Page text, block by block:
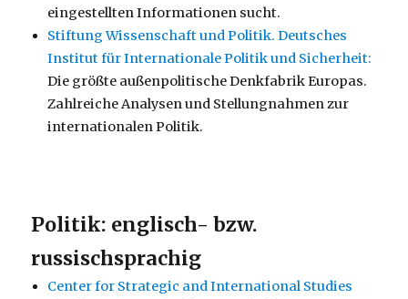
eingestellten Informationen sucht.
Stiftung Wissenschaft und Politik. Deutsches
Institut für Internationale Politik und Sicherheit:
Die größte außenpolitische Denkfabrik Europas.
Zahlreiche Analysen und Stellungnahmen zur
internationalen Politik.
Politik: englisch- bzw.
russischsprachig
Center for Strategic and International Studies